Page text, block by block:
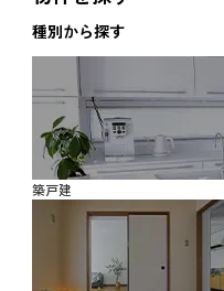
種別から探す
築戸建